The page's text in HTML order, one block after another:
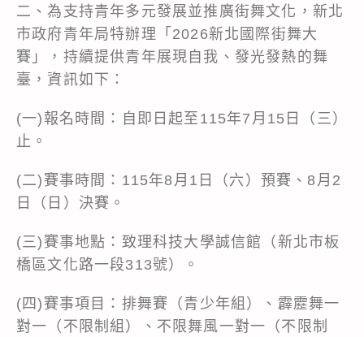
二、為支持青年多元發展並推廣街舞文化，新北
市政府青年局特辦理「2026新北國際街舞大
賽」，持續提供青年展現自我、發光發熱的舞
臺，資訊如下：
(一)報名時間：自即日起至115年7月15日（三）
止。
(二)賽事時間：115年8月1日（六）預賽、8月2
日（日）決賽。
(三)賽事地點：致理科技大學誠信館（新北市板
橋區文化路一段313號）。
(四)賽事項目：排舞賽（青少年組）、霹靂舞一
對一（不限制組）、不限舞風一對一（不限制